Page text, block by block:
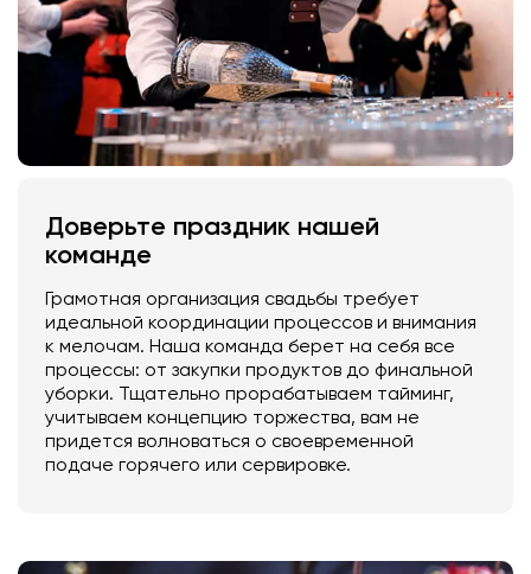
Доверьте праздник нашей
команде
Грамотная организация свадьбы требует
идеальной координации процессов и внимания
к мелочам. Наша команда берет на себя все
процессы: от закупки продуктов до финальной
уборки. Тщательно прорабатываем тайминг,
учитываем концепцию торжества, вам не
придется волноваться о своевременной
подаче горячего или сервировке.